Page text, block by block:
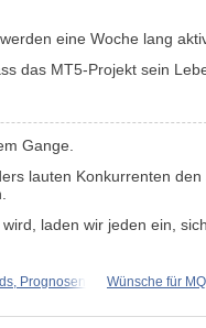
eine Woche lang
das MT5-Projekt sein
Gange.
lauten Konkurrenten
laden wir jeden ein,
Prognosen Wünsche für